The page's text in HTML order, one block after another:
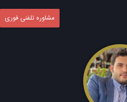
مشاوره تلفنی فوری